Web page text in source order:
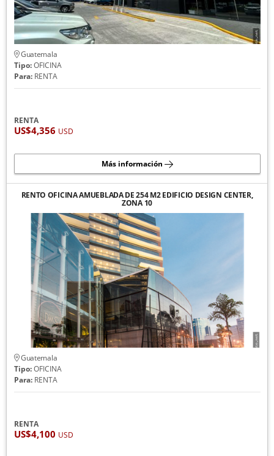
Guatemala
Tipo:OFICINA
Para:RENTA
RENTA
US$4,356 USD
Más información
RENTO OFICINA AMUEBLADA DE 254 M2 EDIFICIO DESIGN CENTER,
ZONA 10
Guatemala
Tipo:OFICINA
Para:RENTA
RENTA
US$4,100 USD